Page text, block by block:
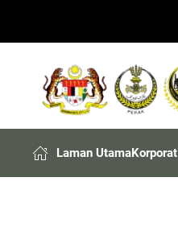
Laman UtamaKorporat